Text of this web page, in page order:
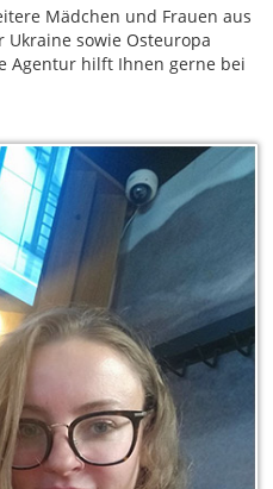
Mädchen und Frauen aus
Ukraine sowie Osteuropa
Agentur hilft Ihnen gerne bei